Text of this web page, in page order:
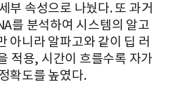
부 속성으로 나눴다. 또 과거
를 분석하여 시스템의 알고
아니라 알파고와 같이 딥 러
적용, 시간이 흐를수록 자가
확도를 높였다.